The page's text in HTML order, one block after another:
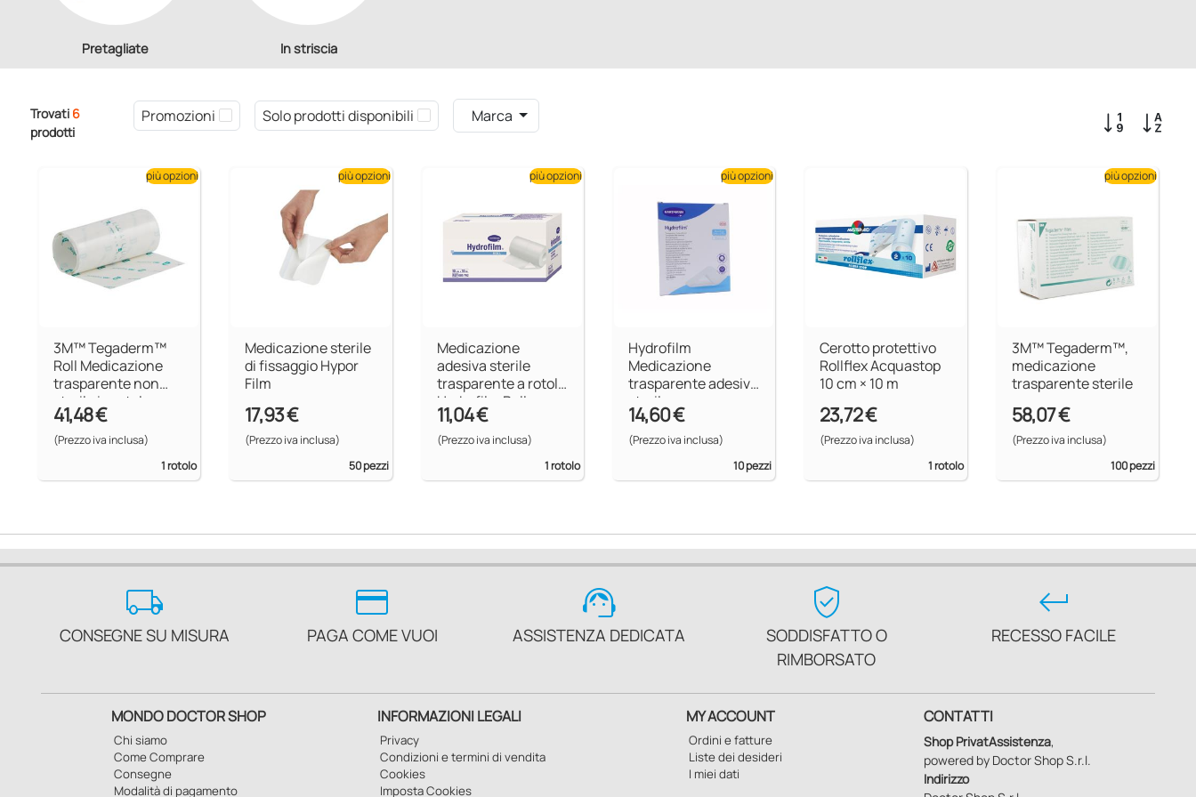
Pretagliate In striscia
Trovati 6
prodotti
Promozioni Solo prodotti disponibili Marca
3M™ Tegaderm™
Roll Medicazione
trasparente non
sterile in rotolo
41,48 €
(Prezzo iva inclusa)
1 rotolo
più opzioni
Medicazione sterile
di fissaggio Hypor
Film
17,93 €
(Prezzo iva inclusa)
50 pezzi
più opzioni
Medicazione
adesiva sterile
trasparente a rotolo
Hydrofilm Roll
11,04 €
(Prezzo iva inclusa)
1 rotolo
più opzioni
Hydrofilm
Medicazione
trasparente adesiva
sterile
14,60 €
(Prezzo iva inclusa)
10 pezzi
più opzioni
Cerotto protettivo
Rollflex Acquastop
10 cm × 10 m
23,72 €
(Prezzo iva inclusa)
1 rotolo
3M™ Tegaderm™,
medicazione
trasparente sterile
58,07 €
(Prezzo iva inclusa)
100 pezzi
più opzioni
local_shipping
CONSEGNE SU MISURA
credit_card
PAGA COME VUOI
support_agent
ASSISTENZA DEDICATA
verified_user
SODDISFATTO O
RIMBORSATO
keyboard_return
RECESSO FACILE
MONDO DOCTOR SHOP
Chi siamo
Come Comprare
Consegne
Modalità di pagamento
INFORMAZIONI LEGALI
Privacy
Condizioni e termini di vendita
Cookies
Imposta Cookies
MY ACCOUNT
Ordini e fatture
Liste dei desideri
I miei dati
CONTATTI
Shop PrivatAssistenza,
powered by Doctor Shop S.r.l.
Indirizzo